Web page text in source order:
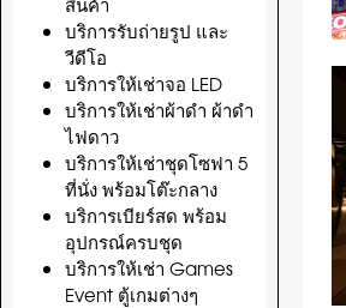
บริการรับถ่ายรูป และ
วีดีโอ
บริการให้เช่าจอ LED
บริการให้เช่าผ้าดำ ผ้าดำ
ไฟดาว
บริการให้เช่าชุดโซฟา 5
ที่นั่ง พร้อมโต๊ะกลาง
บริการเบียร์สด พร้อม
อุปกรณ์ครบชุด
บริการให้เช่า Games
Event ตู้เกมต่างๆ